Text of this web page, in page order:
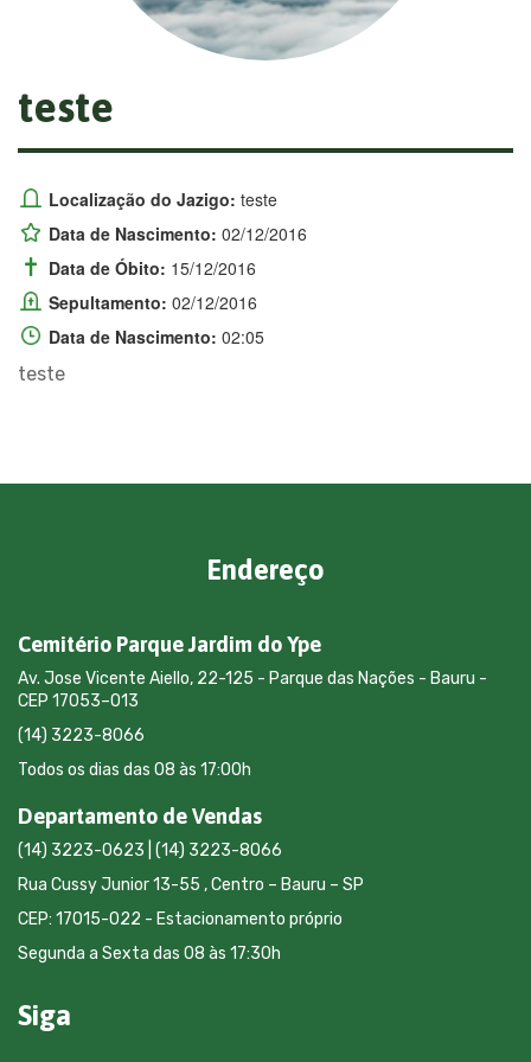
teste
Localização do Jazigo: teste
Data de Nascimento: 02/12/2016
Data de Óbito: 15/12/2016
Sepultamento: 02/12/2016
Data de Nascimento: 02:05
teste
Endereço
Cemitério Parque Jardim do Ype
Av. Jose Vicente Aiello, 22-125 - Parque das Nações - Bauru -
CEP 17053–013
(14) 3223-8066
Todos os dias das 08 às 17:00h
Departamento de Vendas
(14) 3223-0623 | (14) 3223-8066
Rua Cussy Junior 13-55 , Centro – Bauru – SP
CEP: 17015-022 - Estacionamento próprio
Segunda a Sexta das 08 às 17:30h
Siga